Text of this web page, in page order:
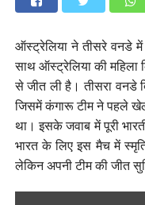
ऑस्ट्रेलिया ने तीसरे वनडे
साथ ऑस्ट्रेलिया की महिला
से जीत ली है। तीसरा वनडे
जिसमें कंगारू टीम ने पहले
था। इसके जवाब में पूरी
भारत के लिए इस मैच में
लेकिन अपनी टीम की जीत